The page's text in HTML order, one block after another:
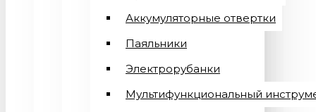
Аккумуляторные отвертки
Паяльники
Электрорубанки
Мультифункциональный